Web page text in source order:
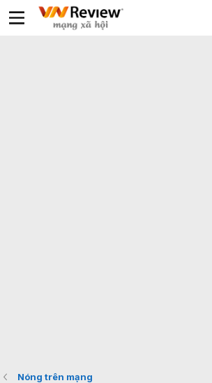
Nóng trên mạng